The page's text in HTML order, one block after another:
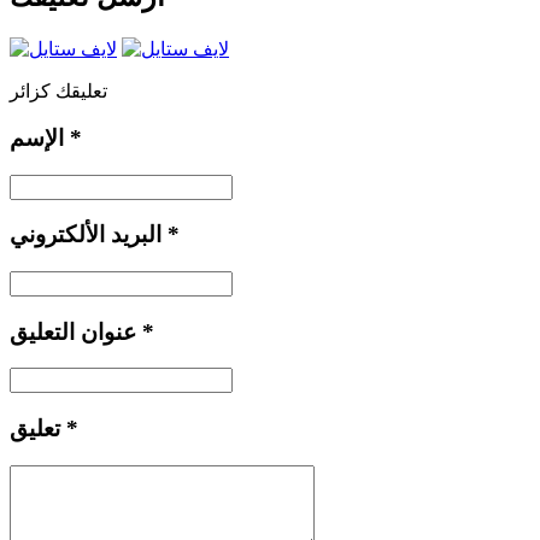
تعليقك كزائر
*
*
*
تعليق *